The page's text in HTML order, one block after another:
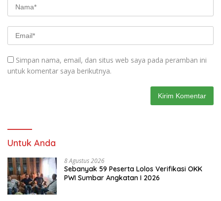
Simpan nama, email, dan situs web saya pada peramban ini
untuk komentar saya berikutnya.
Untuk Anda
8 Agustus 2026
Sebanyak 59 Peserta Lolos Verifikasi OKK
PWI Sumbar Angkatan I 2026